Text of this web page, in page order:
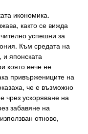
икономика.
както се вижда
успешни за
Към средата на
и японската
която вече не
привържениците на
че е възможно
чрез ускоряване на
забавяне на
отново,